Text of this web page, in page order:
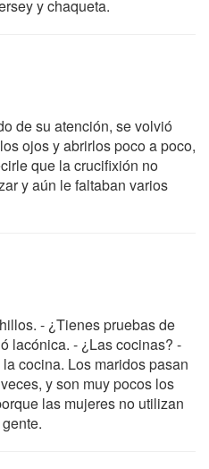
y chaqueta.
de su atención, se volvió
ojos y abrirlos poco a poco,
que la crucifixión no
y aún le faltaban varios
- ¿Tienes pruebas de
lacónica. - ¿Las cocinas? -
cocina. Los maridos pasan
y son muy pocos los
las mujeres no utilizan